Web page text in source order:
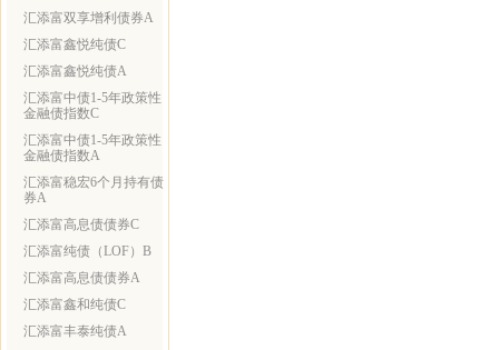
汇添富双享增利债券A
汇添富鑫悦纯债C
汇添富鑫悦纯债A
汇添富中债1-5年政策性
金融债指数C
汇添富中债1-5年政策性
金融债指数A
汇添富稳宏6个月持有债
券A
汇添富高息债债券C
汇添富纯债（LOF）B
汇添富高息债债券A
汇添富鑫和纯债C
汇添富丰泰纯债A